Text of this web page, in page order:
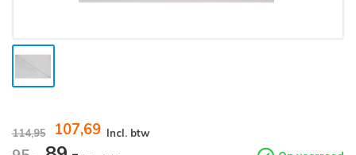
114,95 107,69 Incl. btw